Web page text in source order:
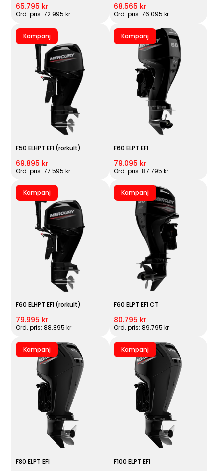
65.795 kr
Ord. pris: 72.995 kr
68.565 kr
Ord. pris: 76.095 kr
Kampanj
F50 ELHPT EFI (rorkult)
69.895 kr
Ord. pris: 77.595 kr
Kampanj
F60 ELPT EFI
79.095 kr
Ord. pris: 87.795 kr
Kampanj
F60 ELHPT EFI (rorkult)
79.995 kr
Ord. pris: 88.895 kr
Kampanj
F60 ELPT EFI CT
80.795 kr
Ord. pris: 89.795 kr
Kampanj
F80 ELPT EFI
Kampanj
F100 ELPT EFI